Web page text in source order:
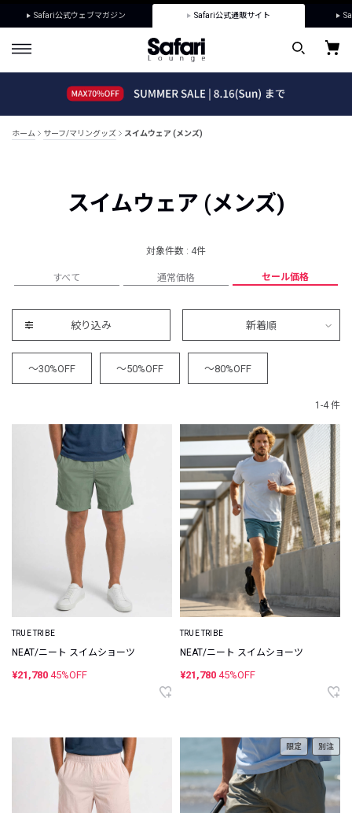
Safari公式ウェブマガジン Safari公式通販サイト
ホーム サーフ/マリングッズ スイムウェア (メンズ)
スイムウェア (メンズ)
対象件数 : 4件
すべて 通常価格 セール価格
絞り込み 新着順
～30%OFF ～50%OFF ～80%OFF
1-4 件
TRUE TRIBE
NEAT/ニート スイムショーツ
¥21,780 45%OFF
TRUE TRIBE
NEAT/ニート スイムショーツ
¥21,780 45%OFF
限定 別注